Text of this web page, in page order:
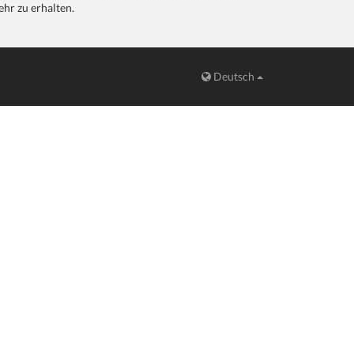
zu erhalten.
Deutsch